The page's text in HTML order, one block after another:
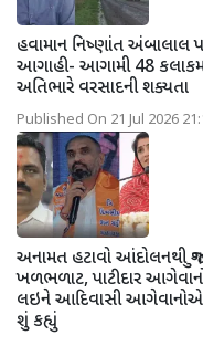
હવામાન નિષ્ણાંત અંબાલાલ
આગાહી- આગામી 48
અતિભારે વરસાદની શક્યતા
Published On 21 Jul 2026
અનામત હટાવો આંદોલનથી
ખળભળાટ, પાટીદાર
લઇને આદિવાસી
શું કહ્યું